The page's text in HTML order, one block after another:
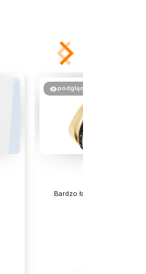
podgląd
Bardzo ładnie wyglądają na